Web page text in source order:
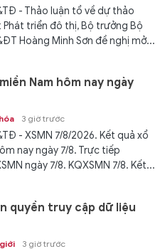
- Thảo luận tổ về dự thảo
Phát triển đô thị, Bộ trưởng Bộ
Hoàng Minh Sơn đề nghị mở...
Nam hôm nay ngày
3 giờ trước
- XSMN 7/8/2026. Kết quả xổ
nay ngày 7/8. Trực tiếp
ngày 7/8. KQXSMN 7/8. Kết...
quyền truy cập dữ liệu
3 giờ trước